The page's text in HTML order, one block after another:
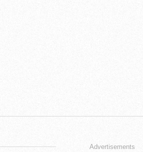
Advertisements